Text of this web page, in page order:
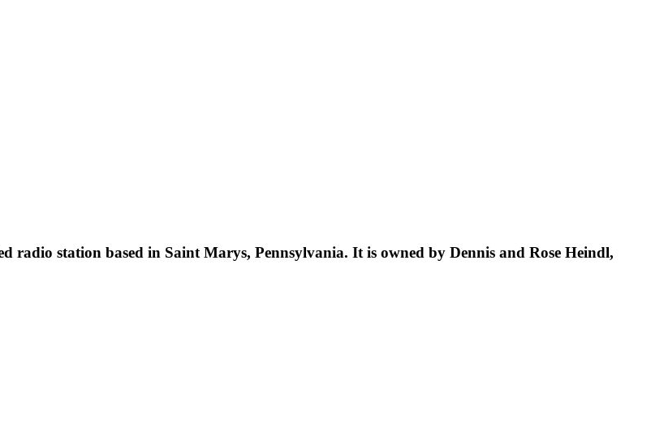
station based in Saint Marys, Pennsylvania. It is owned by Dennis and Rose Heindl,